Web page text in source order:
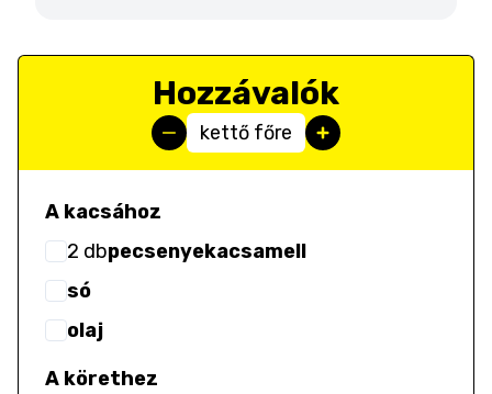
Hozzávalók
kettő főre
A kacsához
2 dbpecsenyekacsamell
só
olaj
A körethez